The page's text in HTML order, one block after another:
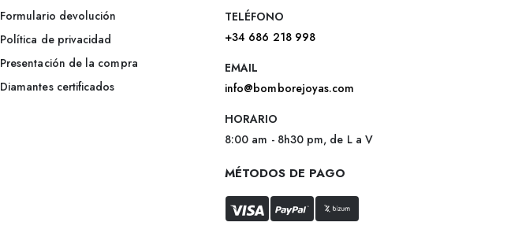
Formulario devolución
Política de privacidad
Presentación de la compra
Diamantes certificados
TELÉFONO
+34 686 218 998
EMAIL
info@bomborejoyas.com
HORARIO
8:00 am - 8h30 pm, de L a V
MÉTODOS DE PAGO